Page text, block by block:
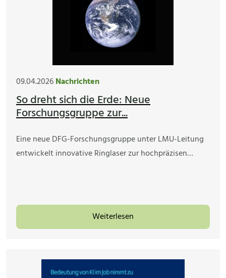
09.04.2026Nachrichten
So dreht sich die Erde: Neue
Forschungsgruppe zur...
Eine neue DFG-Forschungsgruppe unter LMU-Leitung
entwickelt innovative Ringlaser zur hochpräzisen…
Weiterlesen